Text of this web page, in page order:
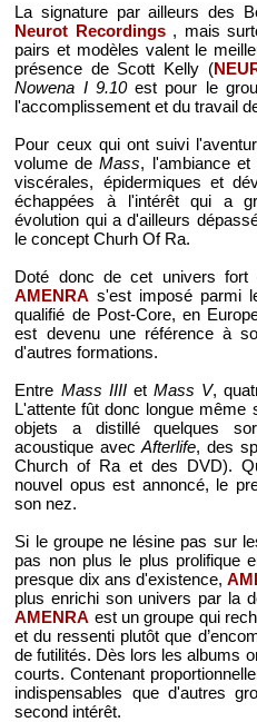
La signature par ailleurs des
Neurot Recordings, mais
pairs et modèles valent le
présence de Scott Kelly (
Nowena I 9.10est pour le
l'accomplissement et du travail
Pour ceux qui ont suivi
volume deMass, l'ambiance et
viscérales, épidermiques et
échappées à l'intérêt qui a
évolution qui a d'ailleurs
le concept Churh Of Ra.
Doté donc de cet univers fort
AMENRA s'est imposé parmi
qualifié de Post-Core, en
est devenu une référence à
d'autres formations.
Entre Mass IIIIet Mass V,
L'attente fût donc longue même
objets a distillé quelques
acoustique avecAfterlife, des
Church of Ra et des DVD).
nouvel opus est annoncé, le
son nez.
Si le groupe ne lésine pas sur
pas non plus le plus prolifique
presque dix ans d'existence,
plus enrichi son univers par la
AMENRA est un groupe qui
et du ressenti plutôt que
de futilités. Dès lors les albums
courts. Contenant
indispensables que d'autres
second intérêt.